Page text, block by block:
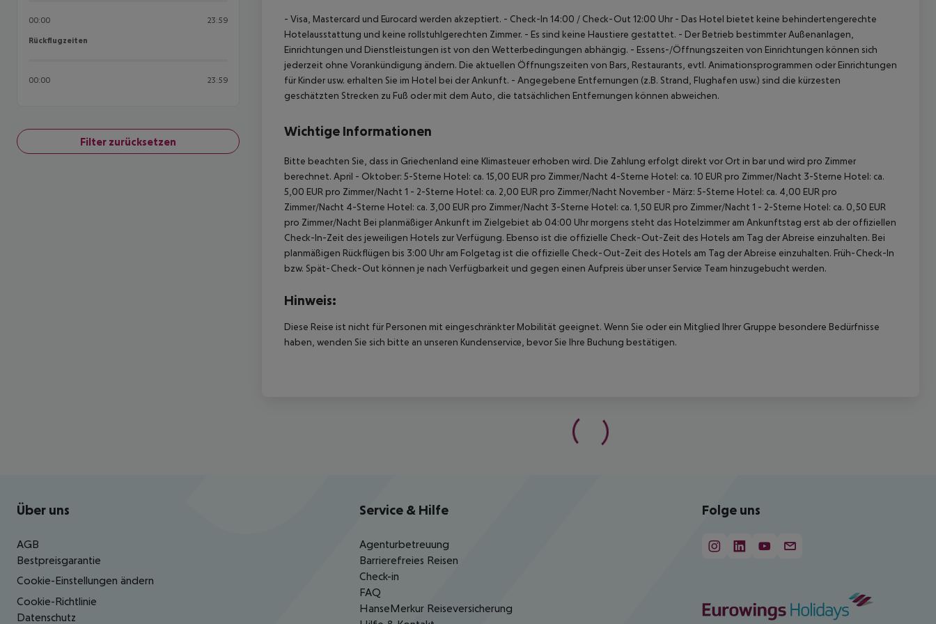
00:00 23:59
Rückflugzeiten
Rückflugzeiten
00:00 23:59
Filter zurücksetzen
- Visa, Mastercard und Eurocard werden akzeptiert. - Check-In 14:00 / Check-Out 12:00 Uhr - Das Hotel bietet keine behindertengerechte
Hotelausstattung und keine rollstuhlgerechten Zimmer. - Es sind keine Haustiere gestattet. - Der Betrieb bestimmter Außenanlagen,
Einrichtungen und Dienstleistungen ist von den Wetterbedingungen abhängig. - Essens-/Öffnungszeiten von Einrichtungen können sich
jederzeit ohne Vorankündigung ändern. Die aktuellen Öffnungszeiten von Bars, Restaurants, evtl. Animationsprogrammen oder Einrichtungen
für Kinder usw. erhalten Sie im Hotel bei der Ankunft. - Angegebene Entfernungen (z.B. Strand, Flughafen usw.) sind die kürzesten
geschätzten Strecken zu Fuß oder mit dem Auto, die tatsächlichen Entfernungen können abweichen.
Wichtige Informationen
Bitte beachten Sie, dass in Griechenland eine Klimasteuer erhoben wird. Die Zahlung erfolgt direkt vor Ort in bar und wird pro Zimmer
berechnet. April - Oktober: 5-Sterne Hotel: ca. 15,00 EUR pro Zimmer/Nacht 4-Sterne Hotel: ca. 10 EUR pro Zimmer/Nacht 3-Sterne Hotel: ca.
5,00 EUR pro Zimmer/Nacht 1 - 2-Sterne Hotel: ca. 2,00 EUR pro Zimmer/Nacht November - März: 5-Sterne Hotel: ca. 4,00 EUR pro
Zimmer/Nacht 4-Sterne Hotel: ca. 3,00 EUR pro Zimmer/Nacht 3-Sterne Hotel: ca. 1,50 EUR pro Zimmer/Nacht 1 - 2-Sterne Hotel: ca. 0,50 EUR
pro Zimmer/Nacht Bei planmäßiger Ankunft im Zielgebiet ab 04:00 Uhr morgens steht das Hotelzimmer am Ankunftstag erst ab der offiziellen
Check-In-Zeit des jeweiligen Hotels zur Verfügung. Ebenso ist die offizielle Check-Out-Zeit des Hotels am Tag der Abreise einzuhalten. Bei
planmäßigen Rückflügen bis 3:00 Uhr am Folgetag ist die offizielle Check-Out-Zeit des Hotels am Tag der Abreise einzuhalten. Früh-Check-In
bzw. Spät-Check-Out können je nach Verfügbarkeit und gegen einen Aufpreis über unser Service Team hinzugebucht werden.
Hinweis:
Diese Reise ist nicht für Personen mit eingeschränkter Mobilität geeignet. Wenn Sie oder ein Mitglied Ihrer Gruppe besondere Bedürfnisse
haben, wenden Sie sich bitte an unseren Kundenservice, bevor Sie Ihre Buchung bestätigen.
Footer navigation
Über uns
AGB
Bestpreisgarantie
Cookie-Einstellungen ändern
Cookie-Richtlinie
Datenschutz
Service & Hilfe
Agenturbetreuung
Barrierefreies Reisen
Check-in
FAQ
HanseMerkur Reiseversicherung
Folge uns